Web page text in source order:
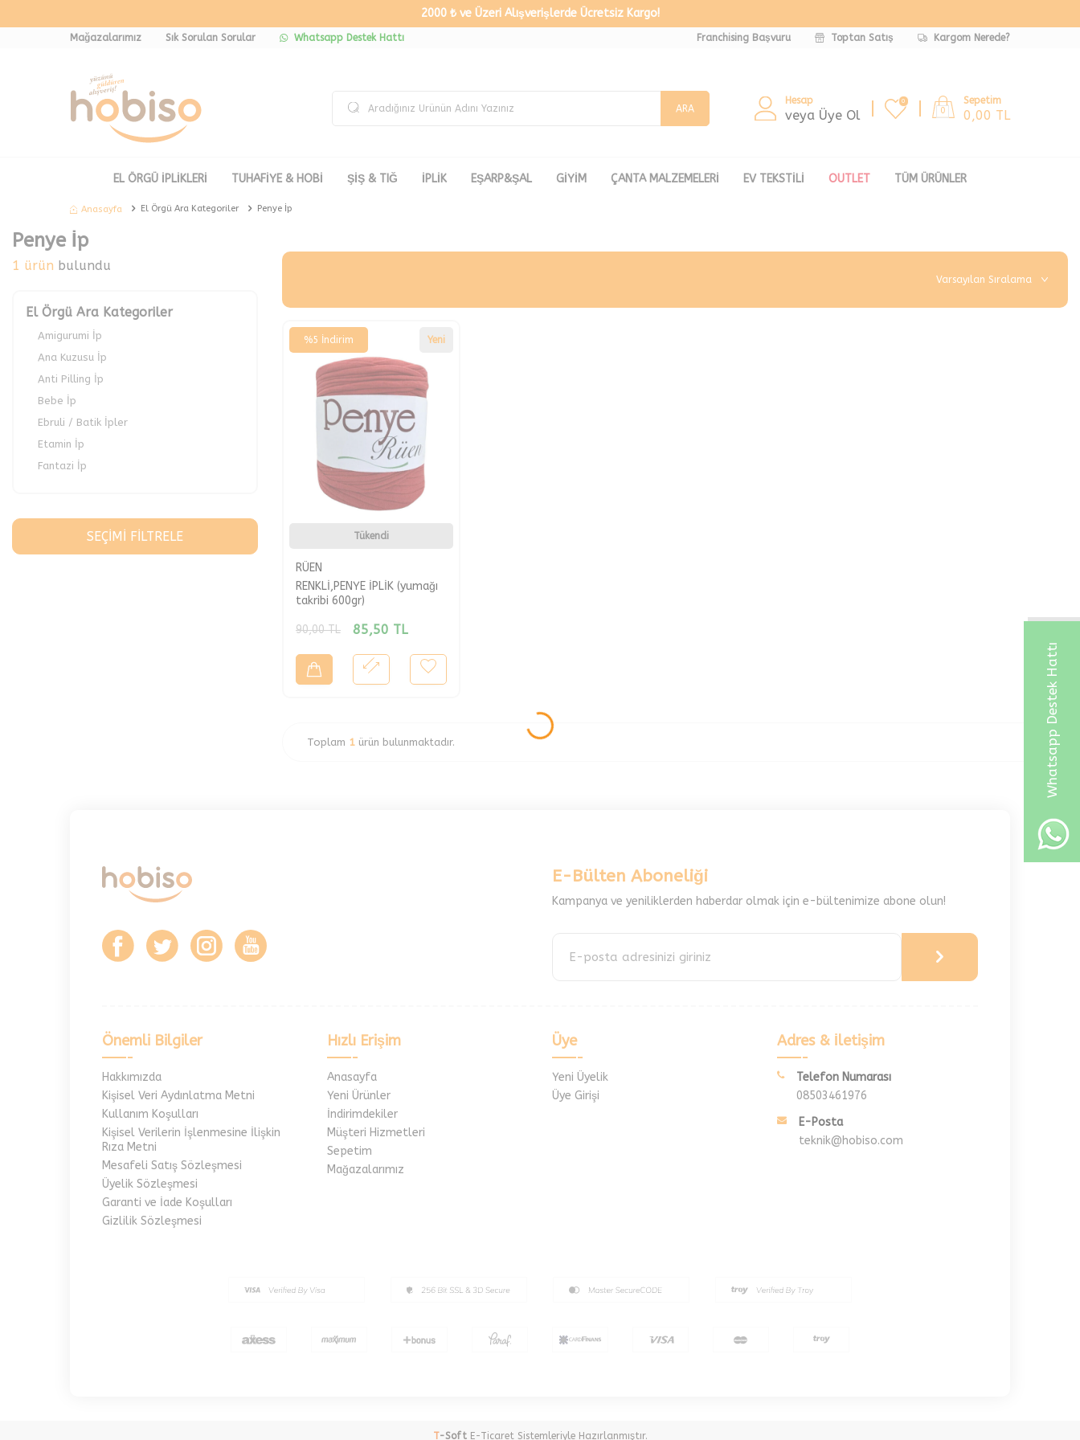
Whatsapp Destek Hattı
2000 ₺ ve Üzeri Alışverişlerde Ücretsiz Kargo!
Mağazalarımız Sık Sorulan Sorular Whatsapp Destek Hattı Franchising Başvuru Toptan Satış Kargom Nerede?
ARA
Hesap
veya Üye Ol
0
0
Sepetim
0,00 TL
EL ÖRGÜ İPLİKLERİ TUHAFİYE & HOBİ ŞİŞ & TIĞ İPLİK EŞARP&ŞAL GİYİM ÇANTA MALZEMELERİ EV TEKSTILI OUTLET TÜM ÜRÜNLER
Anasayfa El Örgü Ara Kategoriler Penye İp
Penye İp
1 ürün bulundu
El Örgü Ara Kategoriler
Amigurumi İp
Ana Kuzusu İp
Anti Pilling İp
Bebe İp
Ebruli / Batik İpler
Etamin İp
Fantazi İp
Makrome İp
SEÇIMI FILTRELE
%5 İndirim Yeni
Tükendi
RÜEN
RENKLİ,PENYE İPLİK (yumağı
takribi 600gr)
90,00TL 85,50 TL
Toplam 1 ürün bulunmaktadır.
E-Bülten Aboneliği
Kampanya ve yeniliklerden haberdar olmak için e-bültenimize abone olun!
Önemli Bilgiler
Hakkımızda
Kişisel Veri Aydınlatma Metni
Kullanım Koşulları
Kişisel Verilerin İşlenmesine İlişkin
Rıza Metni
Mesafeli Satış Sözleşmesi
Üyelik Sözleşmesi
Garanti ve İade Koşulları
Gizlilik Sözleşmesi
Hızlı Erişim
Anasayfa
Yeni Ürünler
İndirimdekiler
Müşteri Hizmetleri
Sepetim
Mağazalarımız
Üye
Yeni Üyelik
Üye Girişi
Adres & İletişim
Telefon Numarası
08503461976
E-Posta
teknik@hobiso.com
T-Soft E-TicaretSistemleriyle Hazırlanmıştır.